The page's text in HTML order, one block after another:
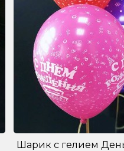
Шарик с гелием